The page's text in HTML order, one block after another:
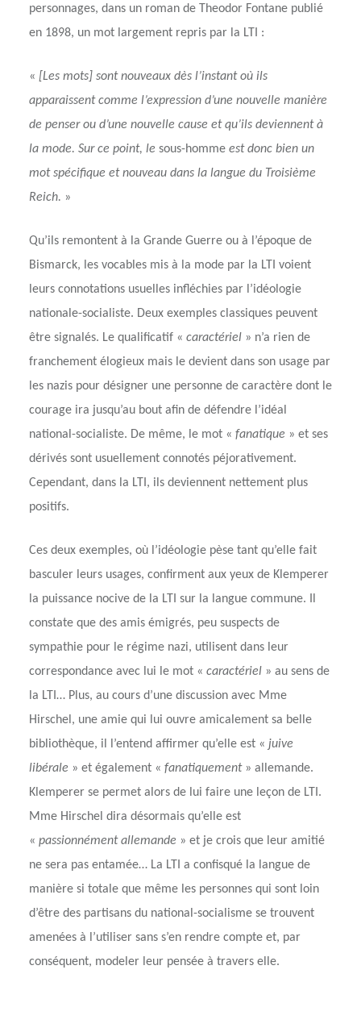
personnages, dans un roman de Theodor Fontane publié
en 1898, un mot largement repris par la LTI :
« [Les mots] sont nouveaux dès l’instant où ils
apparaissent comme l’expression d’une nouvelle manière
de penser ou d’une nouvelle cause et qu’ils deviennent à
la mode. Sur ce point, le sous-hommeest donc bien un
mot spécifique et nouveau dans la langue du Troisième
Reich. »
Qu’ils remontent à la Grande Guerre ou à l’époque de
Bismarck, les vocables mis à la mode par la LTI voient
leurs connotations usuelles infléchies par l’idéologie
nationale-socialiste. Deux exemples classiques peuvent
être signalés. Le qualificatif « caractériel» n’a rien de
franchement élogieux mais le devient dans son usage par
les nazis pour désigner une personne de caractère dont le
courage ira jusqu’au bout afin de défendre l’idéal
national-socialiste. De même, le mot « fanatique » et ses
dérivés sont usuellement connotés péjorativement.
Cependant, dans la LTI, ils deviennent nettement plus
positifs.
Ces deux exemples, où l’idéologie pèse tant qu’elle fait
basculer leurs usages, confirment aux yeux de Klemperer
la puissance nocive de la LTI sur la langue commune. Il
constate que des amis émigrés, peu suspects de
sympathie pour le régime nazi, utilisent dans leur
correspondance avec lui le mot « caractériel» au sens de
la LTI… Plus, au cours d’une discussion avec Mme
Hirschel, une amie qui lui ouvre amicalement sa belle
bibliothèque, il l’entend affirmer qu’elle est « juive
libérale » et également « fanatiquement» allemande.
Klemperer se permet alors de lui faire une leçon de LTI.
Mme Hirschel dira désormais qu’elle est
« passionnément allemande » et je crois que leur amitié
ne sera pas entamée… La LTI a confisqué la langue de
manière si totale que même les personnes qui sont loin
d’être des partisans du national-socialisme se trouvent
amenées à l’utiliser sans s’en rendre compte et, par
conséquent, modeler leur pensée à travers elle.